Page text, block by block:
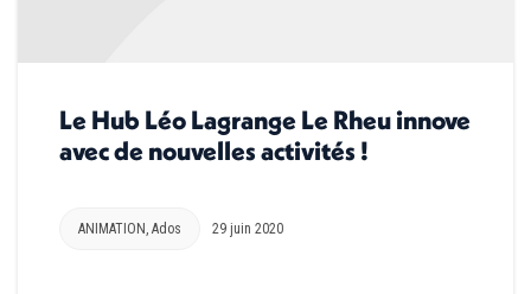
Le Hub Léo Lagrange Le Rheu innove
avec de nouvelles activités !
ANIMATION Ados 29 juin 2020